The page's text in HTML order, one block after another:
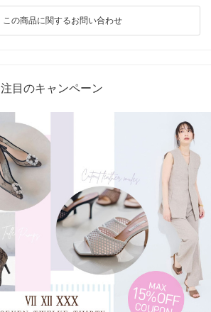
この商品に関するお問い合わせ
注目のキャンペーン